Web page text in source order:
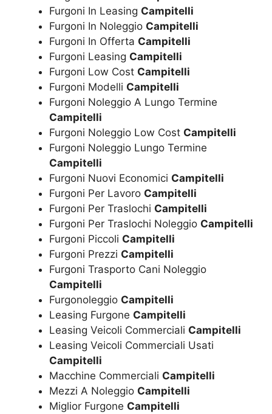
Furgoni In Leasing Campitelli
Furgoni In Noleggio Campitelli
Furgoni In Offerta Campitelli
Furgoni Leasing Campitelli
Furgoni Low Cost Campitelli
Furgoni Modelli Campitelli
Furgoni Noleggio A Lungo Termine
Campitelli
Furgoni Noleggio Low Cost Campitelli
Furgoni Noleggio Lungo Termine
Campitelli
Furgoni Nuovi Economici Campitelli
Furgoni Per Lavoro Campitelli
Furgoni Per Traslochi Campitelli
Furgoni Per Traslochi Noleggio Campitelli
Furgoni Piccoli Campitelli
Furgoni Prezzi Campitelli
Furgoni Trasporto Cani Noleggio
Campitelli
Furgonoleggio Campitelli
Leasing Furgone Campitelli
Leasing Veicoli Commerciali Campitelli
Leasing Veicoli Commerciali Usati
Campitelli
Macchine Commerciali Campitelli
Mezzi A Noleggio Campitelli
Miglior Furgone Campitelli